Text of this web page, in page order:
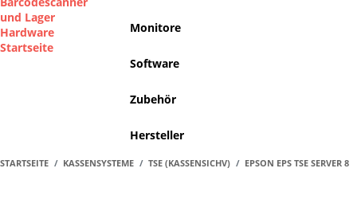
Monitore
Software
Zubehör
Hersteller
STARTSEITE KASSENSYSTEME TSE (KASSENSICHV) EPSON EPS TSE SERVER 8